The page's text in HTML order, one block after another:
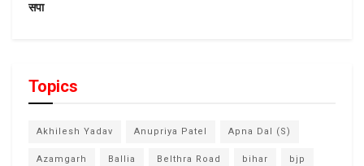
सपा
Topics
Akhilesh Yadav Anupriya Patel Apna Dal (S)
Azamgarh Ballia Belthra Road bihar bjp